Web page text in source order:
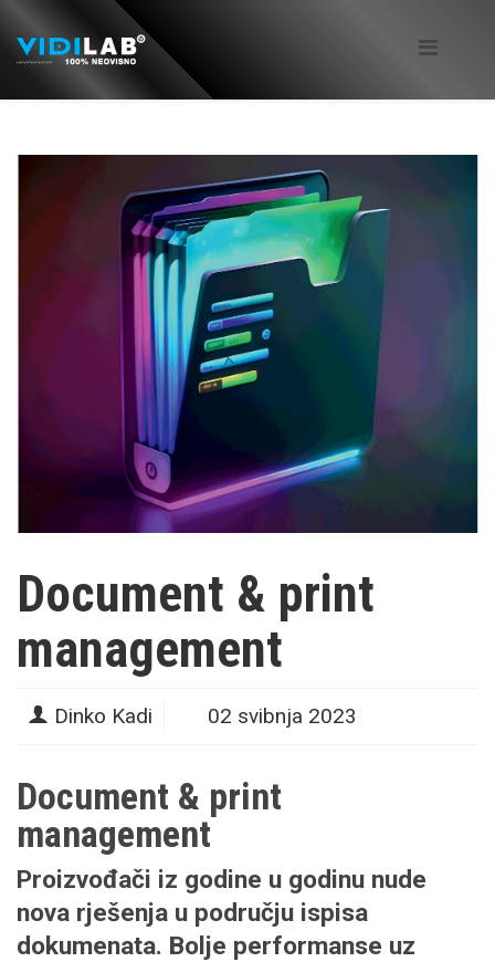
Document & print
management
Dinko Kadi 02 svibnja 2023
Document & print
management
Proizvođači iz godine u godinu nude
nova rješenja u području ispisa
dokumenata. Bolje performanse uz